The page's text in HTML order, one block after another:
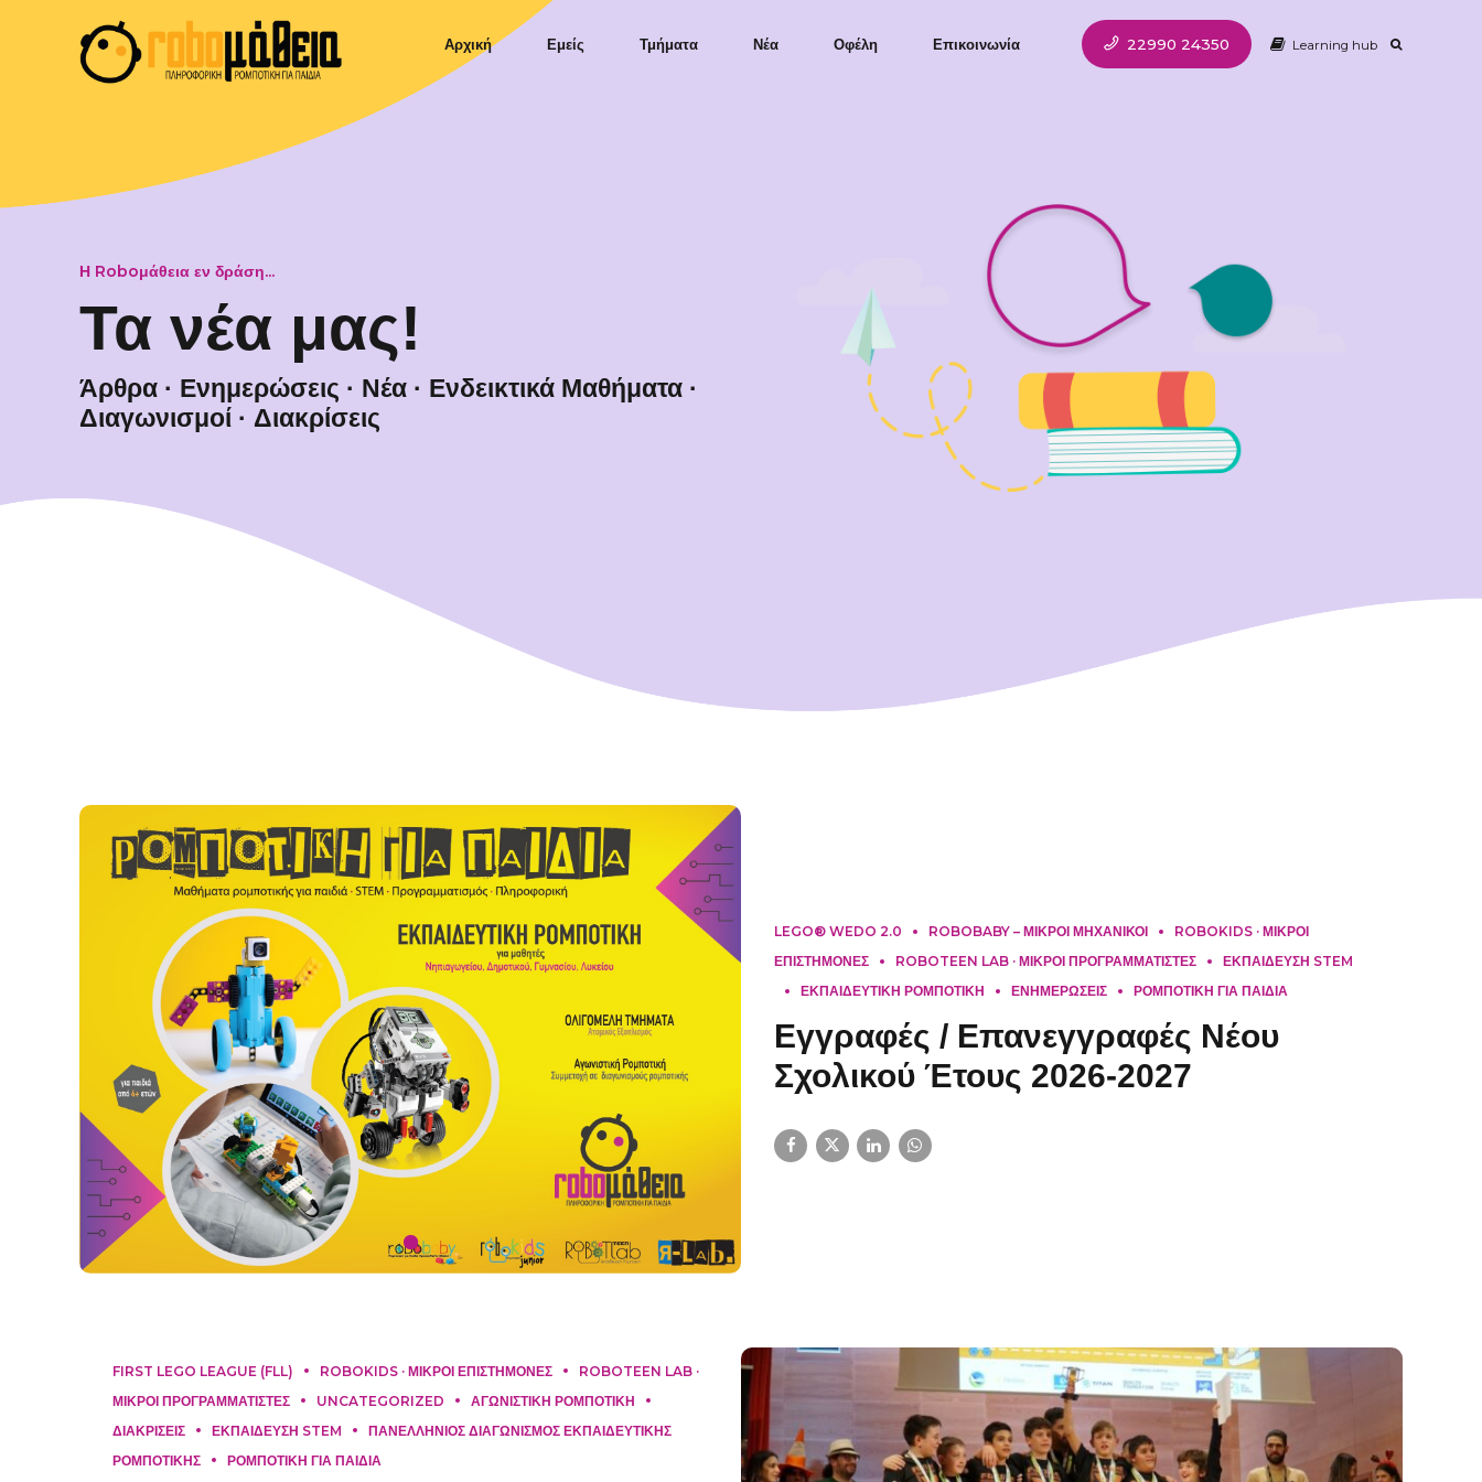
22990 24350 Learning hub
Αρχική Εμείς Τμήματα Νέα Οφέλη Επικοινωνία
Η Roboμάθεια εν δράση...
Τα νέα μας!
Άρθρα · Ενημερώσεις · Νέα · Ενδεικτικά Μαθήματα ·
Διαγωνισμοί · Διακρίσεις
LEGO® WEDO 2.0 ROBOBABY – ΜΙΚΡΟΙ ΜΗΧΑΝΙΚΟΙ
ROBOKIDS · ΜΙΚΡΟΙ
ΕΠΙΣΤΗΜΟΝΕΣ
ROBOTEEN LAB · ΜΙΚΡΟΙ ΠΡΟΓΡΑΜΜΑΤΙΣΤΕΣ
ΕΚΠΑΙΔΕΥΣΗ STEM
ΕΚΠΑΙΔΕΥΤΙΚΗ ΡΟΜΠΟΤΙΚΗ
ΕΝΗΜΕΡΏΣΕΙΣ ΡΟΜΠΟΤΙΚΗ ΓΙΑ ΠΑΙΔΙΑ
Εγγραφές / Επανεγγραφές Νέου
Σχολικού Έτους 2026-2027
FIRST LEGO LEAGUE (FLL) ROBOKIDS · ΜΙΚΡΟΙ ΕΠΙΣΤΗΜΟΝΕΣ
ROBOTEEN LAB ·
ΜΙΚΡΟΙ ΠΡΟΓΡΑΜΜΑΤΙΣΤΕΣ
UNCATEGORIZED
ΑΓΩΝΙΣΤΙΚΗ ΡΟΜΠΟΤΙΚΗ
ΔΙΑΚΡΙΣΕΙΣ
ΕΚΠΑΙΔΕΥΣΗ STEM
ΠΑΝΕΛΛΗΝΙΟΣ ΔΙΑΓΩΝΙΣΜΟΣ ΕΚΠΑΙΔΕΥΤΙΚΗΣ
ΡΟΜΠΟΤΙΚΗΣ
ΡΟΜΠΟΤΙΚΗ ΓΙΑ ΠΑΙΔΙΑ